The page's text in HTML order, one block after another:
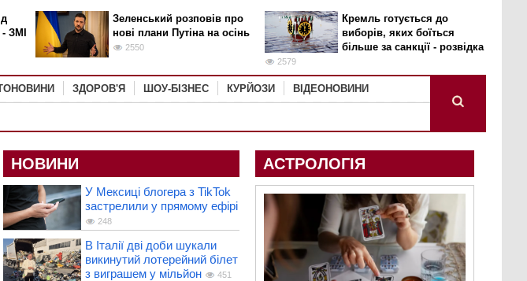
ЗМІ
Зеленський розповів про
нові плани Путіна на осінь
2550
Кремль готується до
виборів, яких боїться
більше за санкції - розвідка
2579
ЗДОРОВ'Я ШОУ-БІЗНЕС КУРЙОЗИ ВІДЕОНОВИНИ
НОВИНИ
У Мексиці блогера з TikTok
застрелили у прямому ефірі
248
В Італії дві доби шукали
викинутий лотерейний білет
з виграшем у мільйон
451
АСТРОЛОГІЯ